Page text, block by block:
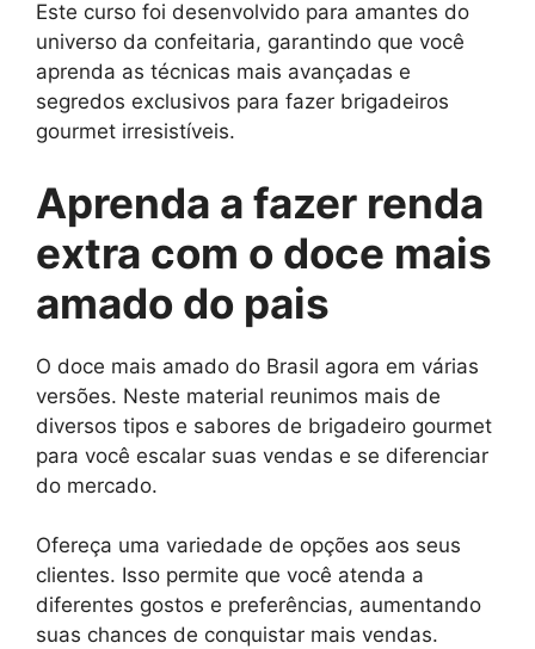
Este curso foi desenvolvido para amantes do
universo da confeitaria, garantindo que você
aprenda as técnicas mais avançadas e
segredos exclusivos para fazer brigadeiros
gourmet irresistíveis.
Aprenda a fazer renda
extra com o doce mais
amado do pais
O doce mais amado do Brasil agora em várias
versões. Neste material reunimos mais de
diversos tipos e sabores de brigadeiro gourmet
para você escalar suas vendas e se diferenciar
do mercado.
Ofereça uma variedade de opções aos seus
clientes. Isso permite que você atenda a
diferentes gostos e preferências, aumentando
suas chances de conquistar mais vendas.